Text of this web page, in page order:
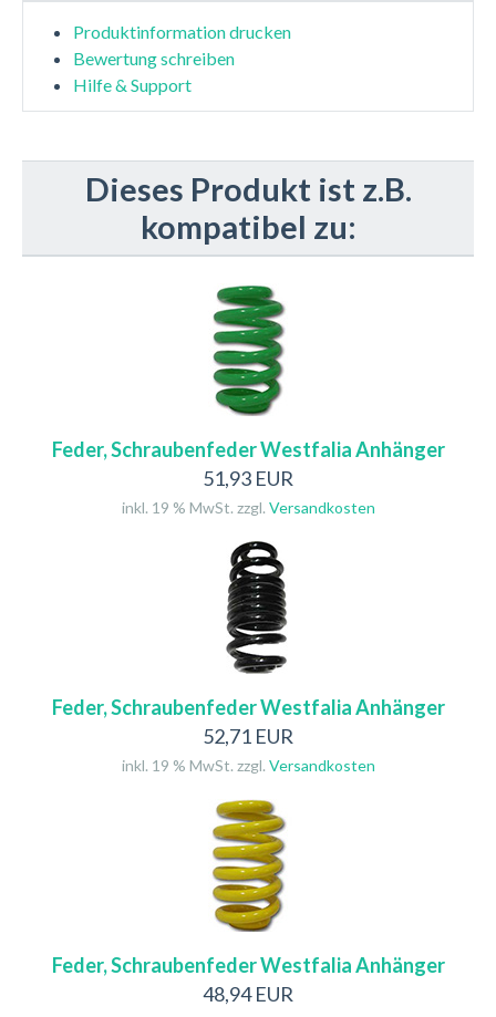
Produktinformation drucken
Bewertung schreiben
Hilfe & Support
Dieses Produkt ist z.B.
kompatibel zu:
Feder, Schraubenfeder Westfalia Anhänger
51,93 EUR
inkl. 19 % MwSt. zzgl. Versandkosten
Feder, Schraubenfeder Westfalia Anhänger
52,71 EUR
inkl. 19 % MwSt. zzgl. Versandkosten
Feder, Schraubenfeder Westfalia Anhänger
48,94 EUR